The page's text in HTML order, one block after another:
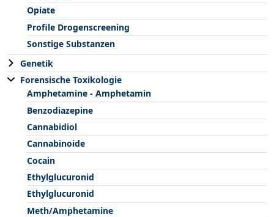
Opiate
Profile Drogenscreening
Sonstige Substanzen
Genetik
Forensische Toxikologie
Amphetamine - Amphetamin
Benzodiazepine
Cannabidiol
Cannabinoide
Cocain
Ethylglucuronid
Ethylglucuronid
Meth/Amphetamine